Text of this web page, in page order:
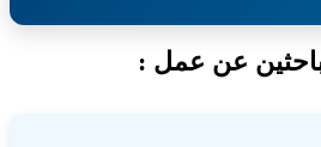
عن عمل :